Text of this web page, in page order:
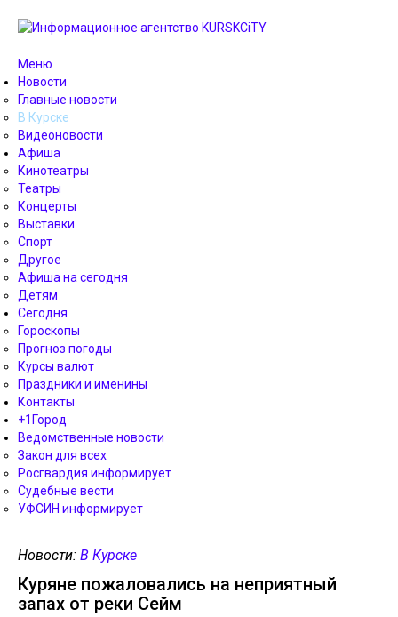
Меню
Новости
Главные новости
В Курске
Видеоновости
Афиша
Кинотеатры
Театры
Концерты
Выставки
Спорт
Другое
Афиша на сегодня
Детям
Сегодня
Гороскопы
Прогноз погоды
Курсы валют
Праздники и именины
Контакты
+1Город
Ведомственные новости
Закон для всех
Росгвардия информирует
Судебные вести
УФСИН информирует
Новости: В Курске
Куряне пожаловались на неприятный
запах от реки Сейм